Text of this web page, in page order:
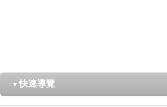
▼ 快速導覽